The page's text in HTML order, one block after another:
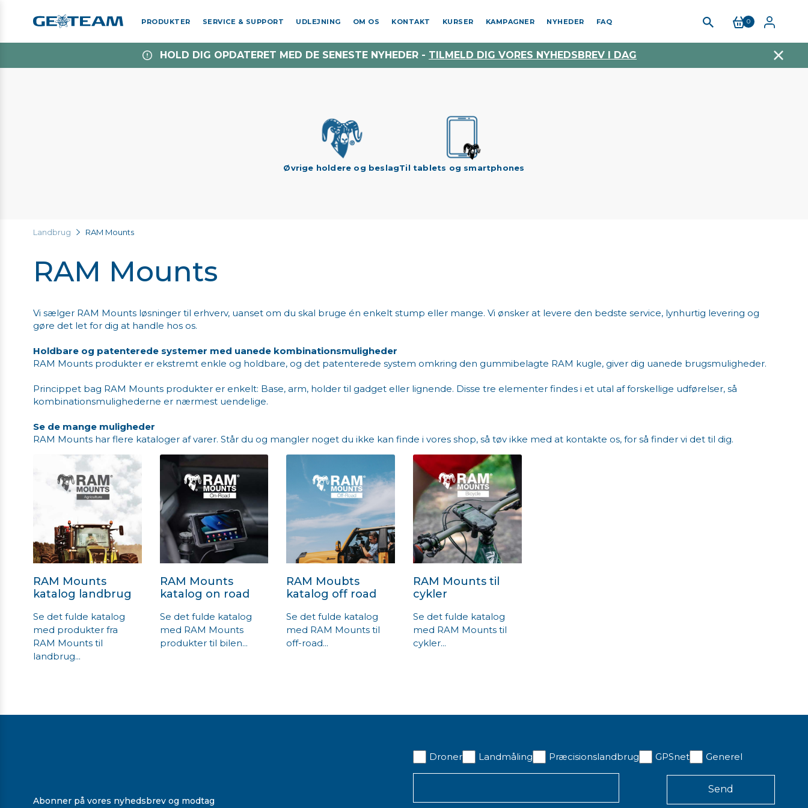
PRODUKTER SERVICE & SUPPORT UDLEJNING OM OS KONTAKT KURSER KAMPAGNER NYHEDER FAQ 0
HOLD DIG OPDATERET MED DE SENESTE NYHEDER - TILMELD DIG VORES NYHEDSBREV I DAG
Øvrige holdere og beslagTil tablets og smartphones
Landbrug RAM Mounts
RAM Mounts
Vi sælger RAM Mounts løsninger til erhverv, uanset om du skal bruge én enkelt stump eller mange. Vi ønsker at levere den bedste service, lynhurtig levering og
gøre det let for dig at handle hos os.
Holdbare og patenterede systemer med uanede kombinationsmuligheder
RAM Mounts produkter er ekstremt enkle og holdbare, og det patenterede system omkring den gummibelagte RAM kugle, giver dig uanede brugsmuligheder. ​
Princippet bag RAM Mounts produkter er enkelt: Base, arm, holder til gadget eller lignende. Disse tre elementer findes i et utal af forskellige udførelser, så
kombinationsmulighederne er nærmest uendelige.
Se de mange muligheder
RAM Mounts har flere kataloger af varer. Står du og mangler noget du ikke kan finde i vores shop, så tøv ikke med at kontakte os, for så finder vi det til dig.
RAM Mounts
katalog landbrug
Se det fulde katalog
med produkter fra
RAM Mounts til
landbrug...
RAM Mounts
katalog on road
Se det fulde katalog
med RAM Mounts
produkter til bilen...
RAM Moubts
katalog off road
Se det fulde katalog
med RAM Mounts til
off-road...
RAM Mounts til
cykler
Se det fulde katalog
med RAM Mounts til
cykler...
Abonner på vores nyhedsbrev og modtag
Droner Landmåling Præcisionslandbrug GPSnet Generel